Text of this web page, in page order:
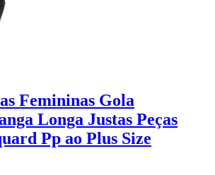
Femininas Gola
Longa Justas Peças
Pp ao Plus Size